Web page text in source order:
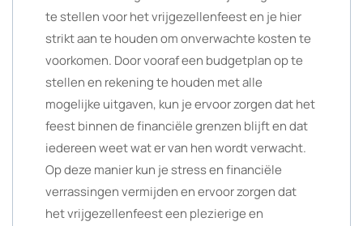
te stellen voor het vrijgezellenfeest en je hier
strikt aan te houden om onverwachte kosten te
voorkomen. Door vooraf een budgetplan op te
stellen en rekening te houden met alle
mogelijke uitgaven, kun je ervoor zorgen dat het
feest binnen de financiële grenzen blijft en dat
iedereen weet wat er van hen wordt verwacht.
Op deze manier kun je stress en financiële
verrassingen vermijden en ervoor zorgen dat
het vrijgezellenfeest een plezierige en